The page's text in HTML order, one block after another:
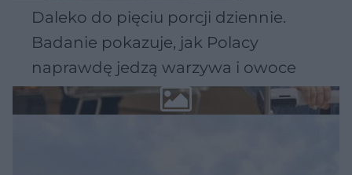
Daleko do pięciu porcji dziennie.
Badanie pokazuje, jak Polacy
naprawdę jedzą warzywa i owoce